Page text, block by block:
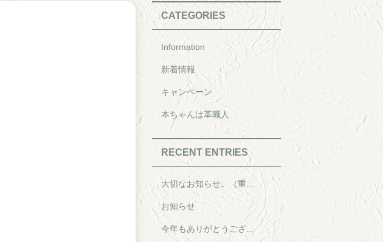
CATEGORIES
Information
新着情報
キャンペーン
本ちゃんは革職人
RECENT ENTRIES
大切なお知らせ。（重...
お知らせ
今年もありがとうござ...